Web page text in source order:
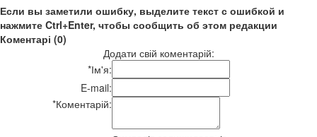
Если вы заметили ошибку, выделите текст с ошибкой и
нажмите Ctrl+Enter, чтобы сообщить об этом редакции
Коментарі (0)
Додати свій коментарій:
*Ім'я:
E-mail:
*Коментарій: